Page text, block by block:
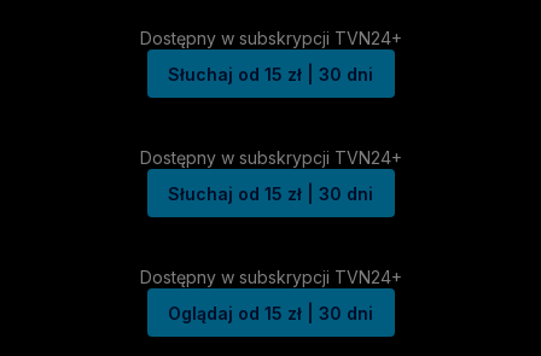
Dostępny w subskrypcji TVN24+
Słuchaj od 15 zł | 30 dni
Dostępny w subskrypcji TVN24+
Słuchaj od 15 zł | 30 dni
Dostępny w subskrypcji TVN24+
Oglądaj od 15 zł | 30 dni